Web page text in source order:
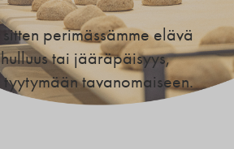
perimässämme elävä
tai jääräpäisyys,
tyytymään tavanomaiseen.